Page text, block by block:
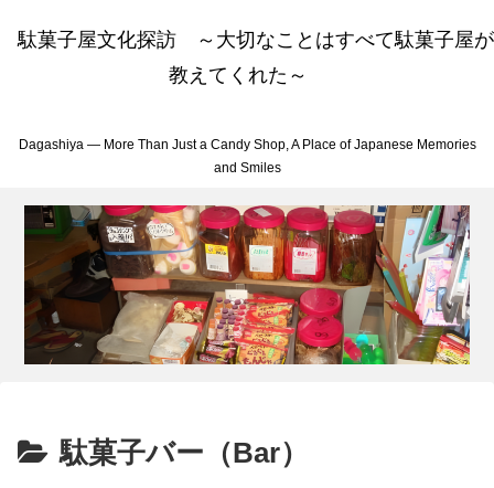
駄菓子屋文化探訪 ～大切なことはすべて駄菓子屋が
教えてくれた～
Dagashiya — More Than Just a Candy Shop, A Place of Japanese Memories
and Smiles
駄菓子バー（Bar）